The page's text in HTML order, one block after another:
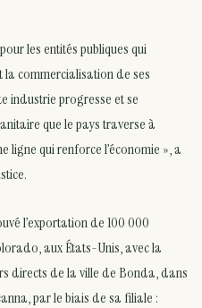
les entités publiques qui
commercialisation de ses
industrie progresse et se
que le pays traverse à
ligne qui renforce l’économie », a
l’exportation de 100 000
aux États-Unis, avec la
directs de la ville de Bonda, dans
par le biais de sa filiale :